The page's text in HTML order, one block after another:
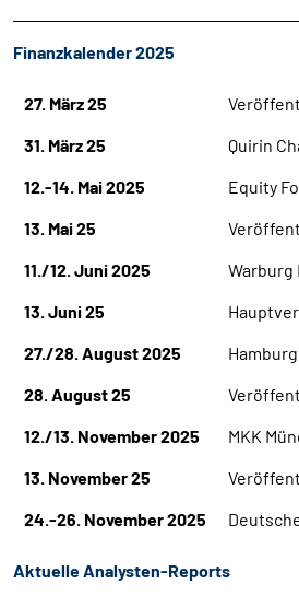
Finanzkalender 2025
27. März 25
31. März 25
Quirin
12.-14. Mai 2025
Equity
13. Mai 25
11./12. Juni 2025
Warburg
13. Juni 25
27./28. August 2025
28. August 25
12./13. November 2025
MKK
13. November 25
24.-26. November 2025
Aktuelle Analysten-Reports